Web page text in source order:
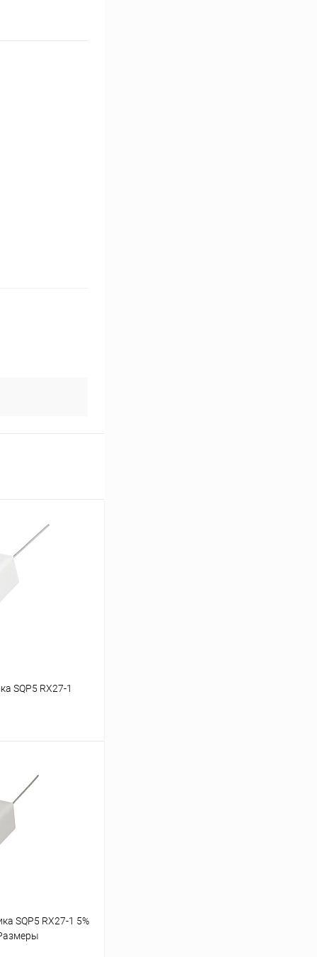
SQP5 RX27-1
10шт.
SQP5 RX27-1 5%